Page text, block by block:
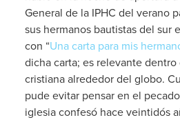
General de la IPHC del verano
sus hermanos bautistas del sur
con “Una carta para mis
dicha carta; es relevante
cristiana alrededor del globo.
pude evitar pensar en el
iglesia confesó hace veintidós